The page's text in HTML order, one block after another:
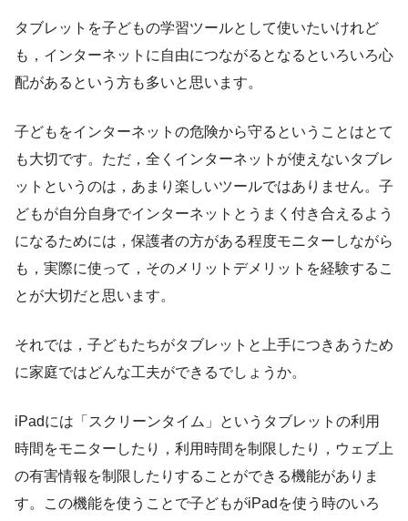
タブレットを子どもの学習ツールとして使いたいけれど
も，インターネットに自由につながるとなるといろいろ心
配があるという方も多いと思います。
子どもをインターネットの危険から守るということはとて
も大切です。ただ，全くインターネットが使えないタブレ
ットというのは，あまり楽しいツールではありません。子
どもが自分自身でインターネットとうまく付き合えるよう
になるためには，保護者の方がある程度モニターしながら
も，実際に使って，そのメリットデメリットを経験するこ
とが大切だと思います。
それでは，子どもたちがタブレットと上手につきあうため
に家庭ではどんな工夫ができるでしょうか。
iPadには「スクリーンタイム」というタブレットの利用
時間をモニターしたり，利用時間を制限したり，ウェブ上
の有害情報を制限したりすることができる機能がありま
す。この機能を使うことで子どもがiPadを使う時のいろ